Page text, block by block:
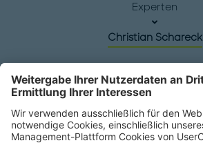
Experten
Christian Schareck
Hauptsitz
Roland Berger GmbH